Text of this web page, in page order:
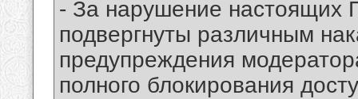
- За нарушение настоящих
подвергнуты различным
предупреждения
полного блокирования